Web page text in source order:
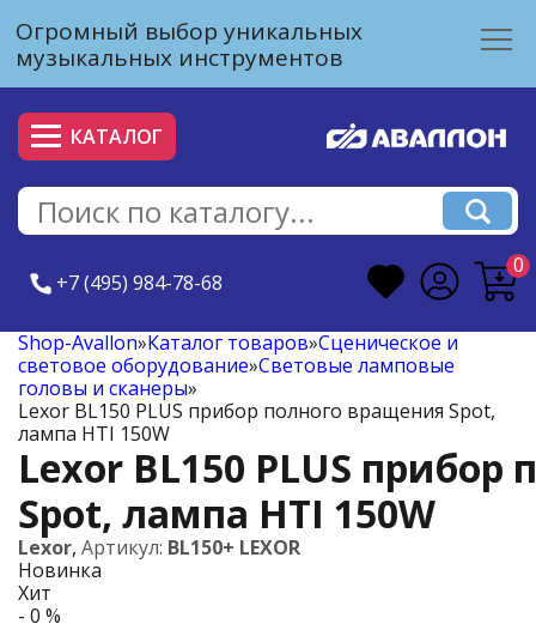
Огромный выбор уникальных
музыкальных инструментов
КАТАЛОГ
+7 (495) 984-78-68
0
Shop-Avallon»Каталог товаров»Сценическое и
световое оборудование»Световые ламповые
головы и сканеры»
Lexor BL150 PLUS прибор полного вращения Spot,
лампа HTI 150W
Lexor BL150 PLUS
Spot, лампа HTI 150W
Lexor, Артикул: BL150+ LEXOR
Новинка
Хит
- 0 %